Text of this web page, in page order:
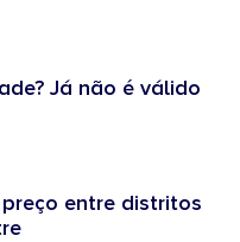
Já não é válido
entre distritos